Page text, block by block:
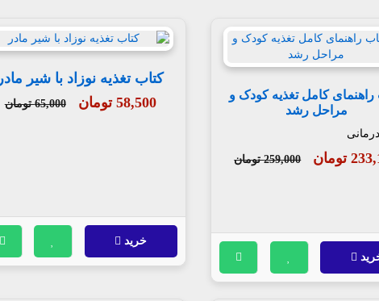
راهنمای کامل تغذیه کودک و
مراحل رشد
تومان 259,000 تومان
کتاب تغذیه نوزاد با شیر مادر
58,500 تومان
65,000 تومان
خرید